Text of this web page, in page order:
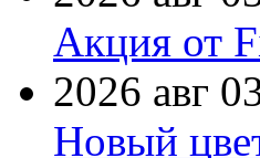
Акция от
2026 авг
Новый